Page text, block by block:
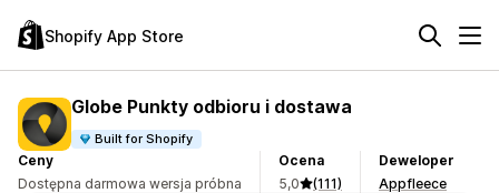
Shopify App Store
Globe Punkty odbioru i dostawa
Built for Shopify
Ceny
Dostępna darmowa wersja próbna
Ocena
5,0
(111)
Deweloper
Appfleece